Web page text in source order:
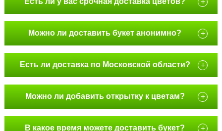
Можно ли доставить букет анонимно? +
Есть ли доставка по Московской области? +
Можно ли добавить открытку к цветам? +
В какое время можете доставить букет? +